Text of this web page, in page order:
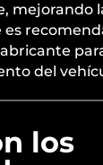
mejorando
del
los